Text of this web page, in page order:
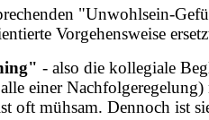
"Unwohlsein-
Vorgehensweise
- also die kollegiale
einer Nachfolgeregelung)
oft mühsam. Dennoch ist